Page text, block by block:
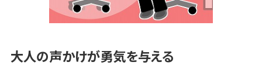
大人の声かけが勇気を与える